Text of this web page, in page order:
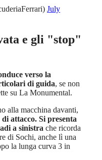
July
e gli "stop"
verso la
di guida, se non
su La Monumental.
alla macchina davanti,
attacco. Si presenta
a sinistra che ricorda
di Sochi, anche lì una
la lunga curva 3 in